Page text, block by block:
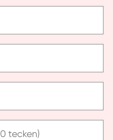
tecken)